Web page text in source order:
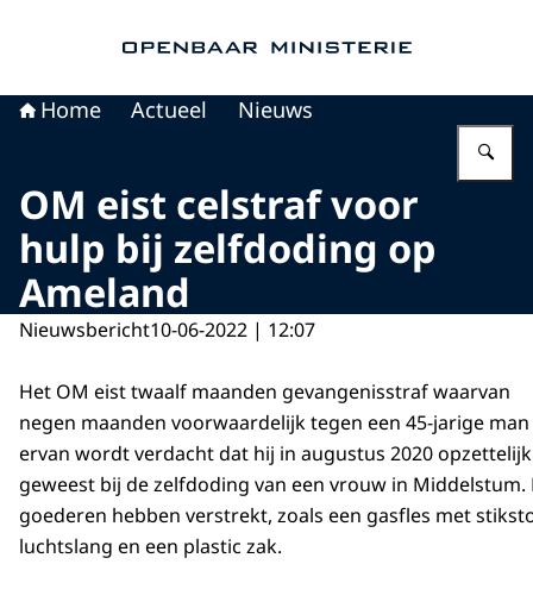
Home Actueel Nieuws
OM eist celstraf voor
hulp bij zelfdoding op
Ameland
Nieuwsbericht10-06-2022 | 12:07
Het OM eist twaalf maanden gevangenisstraf waarvan
negen maanden voorwaardelijk tegen een 45-jarige
ervan wordt verdacht dat hij in augustus 2020
geweest bij de zelfdoding van een vrouw in
goederen hebben verstrekt, zoals een gasfles met
luchtslang en een plastic zak.